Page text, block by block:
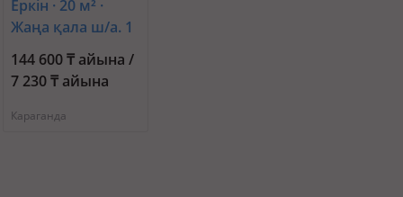
Еркін · 20 м² ·
Жаңа қала ш/а. 1
— Бухар жырау
144 600 ₸ айына /
7 230 ₸ айына
Караганда